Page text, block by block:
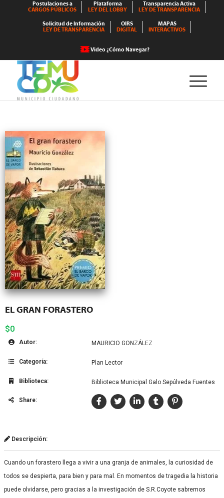
Postulaciones a
CARGOS PÚBLICOS
Plataforma
LEY DEL LOBBY
Transparencia Activa
LEY DE TRANSPARENCIA
Solicitud de Información
LEY DE TRANSPARENCIA
OIRS
DIGITAL
MAPAS
INTERACTIVOS
Video ¿Cómo Navegar?
EL GRAN FORASTERO
$0
Autor: MAURICIO GONZÁLEZ
Categoría: Plan Lector
Biblioteca: Biblioteca Municipal Galo Sepúlveda Fuentes
Share:
Descripción:
Cuando un forastero llega a vivir a una granja de animales, la curiosidad de
todos se despierta, para bien y para mal. En momentos de tragedia la historia
puede olvidarse, pero gracias a la investigación de S.R.Coyote sabremos